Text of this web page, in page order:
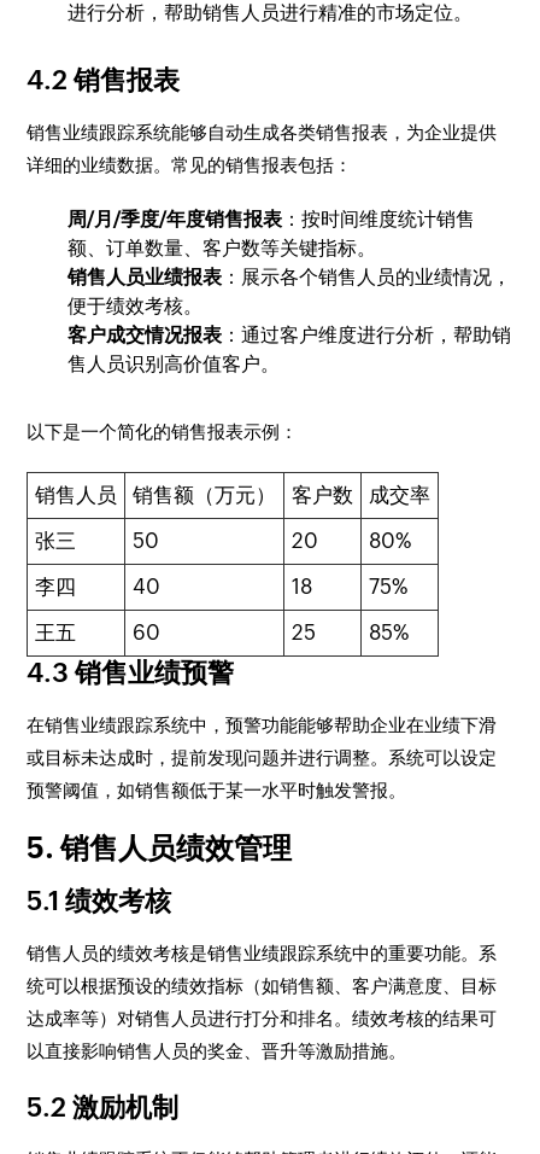
进行分析，帮助销售人员进行精准的市场定位。
4.2 销售报表
销售业绩跟踪系统能够自动生成各类销售报表，为企业提供
详细的业绩数据。常见的销售报表包括：
周/月/季度/年度销售报表 ：按时间维度统计销售
额、订单数量、客户数等关键指标。
销售人员业绩报表 ：展示各个销售人员的业绩情况，
便于绩效考核。
客户成交情况报表 ：通过客户维度进行分析，帮助销
售人员识别高价值客户。
以下是一个简化的销售报表示例：
销售人员 销售额（万元） 客户数
成交率
张三
50 20
80%
李四
40 18
75%
王五
60 25 85%
4.3 销售业绩预警
在销售业绩跟踪系统中，预警功能能够帮助企业在业绩下滑
或目标未达成时，提前发现问题并进行调整。系统可以设定
预警阈值，如销售额低于某一水平时触发警报。
5. 销售人员绩效管理
5.1 绩效考核
销售人员的绩效考核是销售业绩跟踪系统中的重要功能。系
统可以根据预设的绩效指标（如销售额、客户满意度、目标
达成率等）对销售人员进行打分和排名。绩效考核的结果可
以直接影响销售人员的奖金、晋升等激励措施。
5.2 激励机制